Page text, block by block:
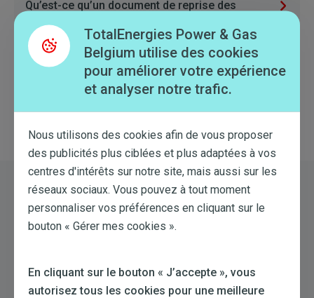
Qu’est-ce qu’un document de reprise des
Qu’est-ce que le code EAN et où puis-je le
trouver ?
myEssential, myComfort, myDrive et
Toujours besoin d'aide?
Essayez une nouvelle recherche
TotalEnergies Power & Gas
Belgium utilise des cookies
pour améliorer votre expérience
et analyser notre trafic.
Nous utilisons des cookies afin de vous proposer
des publicités plus ciblées et plus adaptées à vos
centres d'intérêts sur notre site, mais aussi sur les
réseaux sociaux. Vous pouvez à tout moment
personnaliser vos préférences en cliquant sur le
bouton « Gérer mes cookies ».
En cliquant sur le bouton « J’accepte », vous
autorisez tous les cookies pour une meilleure